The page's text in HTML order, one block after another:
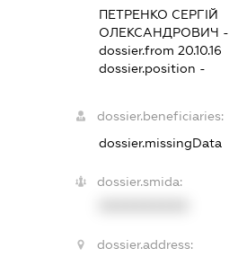
ПЕТРЕНКО СЕРГІЙ
ОЛЕКСАНДРОВИЧ -
dossier.from 20.10.16
dossier.position -
dossier.beneficiaries:
dossier.missingData
dossier.smida:
dossier.address: